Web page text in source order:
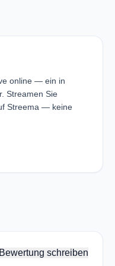
online — ein in
Streamen Sie
Streema — keine
Bewertung schreiben